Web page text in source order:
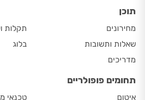
תוכן
מחירונים
שאלות ותשובות
מדריכים
תקלות
בלוג
תחומים פופולריים
איטום
טכנאי